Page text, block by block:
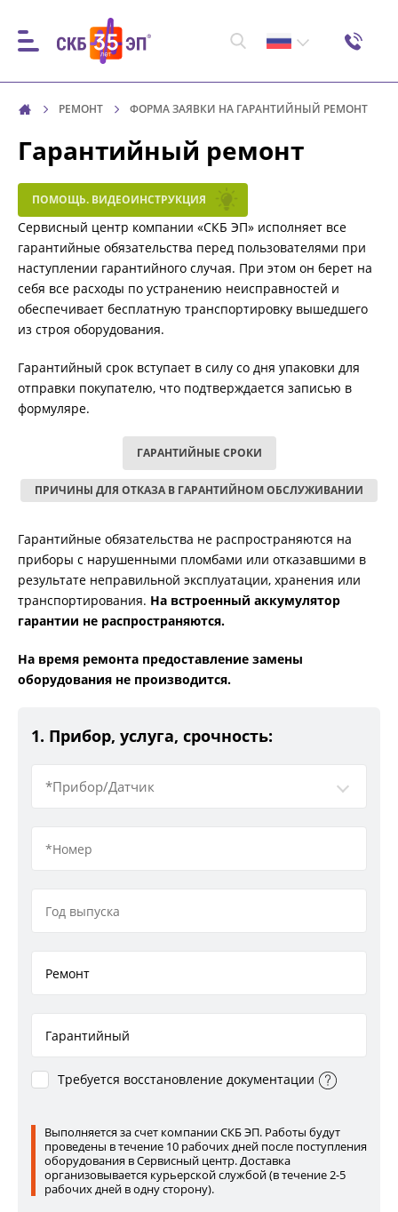
РЕМОНТ ФОРМА ЗАЯВКИ НА ГАРАНТИЙНЫЙ РЕМОНТ
Гарантийный ремонт
ПОМОЩЬ. ВИДЕОИНСТРУКЦИЯ
Сервисный центр компании «СКБ ЭП» исполняет все
гарантийные обязательства перед пользователями при
наступлении гарантийного случая. При этом он берет на
себя все расходы по устранению неисправностей и
обеспечивает бесплатную транспортировку вышедшего
из строя оборудования.
Гарантийный срок вступает в силу со дня упаковки для
отправки покупателю, что подтверждается записью в
формуляре.
ГАРАНТИЙНЫЕ СРОКИ
ПРИЧИНЫ ДЛЯ ОТКАЗА В ГАРАНТИЙНОМ ОБСЛУЖИВАНИИ
Гарантийные обязательства не распространяются на
приборы с нарушенными пломбами или отказавшими в
результате неправильной эксплуатации, хранения или
транспортирования. На встроенный аккумулятор
гарантии не распространяются.
На время ремонта предоставление замены
оборудования не производится.
1. Прибор, услуга, срочность:
*Прибор/Датчик
Требуется восстановление документации
Выполняется за счет компании СКБ ЭП. Работы будут
проведены в течение 10 рабочих дней после поступления
оборудования в Сервисный центр. Доставка
организовывается курьерской службой (в течение 2-5
рабочих дней в одну сторону).